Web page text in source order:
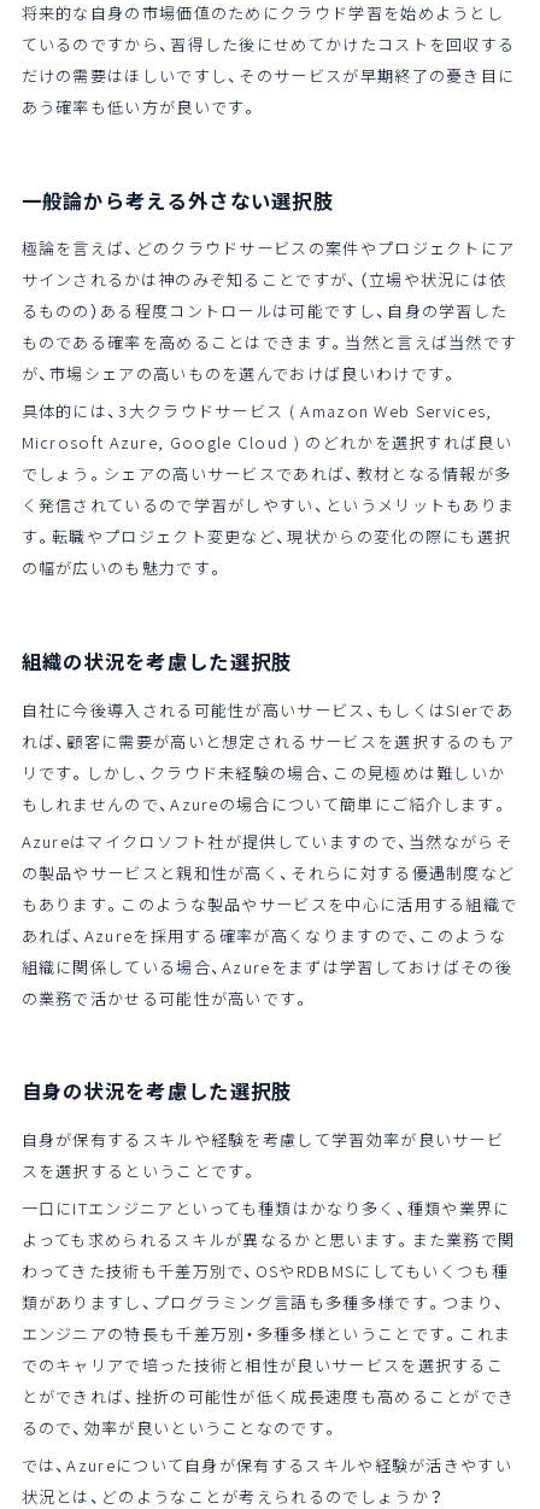
将来的な自身の市場価値のためにクラウド学習を始めようとし
ているのですから、習得した後にせめてかけたコストを回収する
だけの需要はほしいですし、そのサービスが早期終了の憂き目に
あう確率も低い方が良いです。
一般論から考える外さない選択肢
極論を言えば、どのクラウドサービスの案件やプロジェクトにア
サインされるかは神のみぞ知ることですが、（立場や状況には依
るものの）ある程度コントロールは可能ですし、自身の学習した
ものである確率を高めることはできます。当然と言えば当然です
が、市場シェアの高いものを選んでおけば良いわけです。
具体的には、3大クラウドサービス ( Amazon Web Services,
Microsoft Azure, Google Cloud ) のどれかを選択すれば良い
でしょう。シェアの高いサービスであれば、教材となる情報が多
く発信されているので学習がしやすい、というメリットもありま
す。転職やプロジェクト変更など、現状からの変化の際にも選択
の幅が広いのも魅力です。
組織の状況を考慮した選択肢
自社に今後導入される可能性が高いサービス、もしくはSIerであ
れば、顧客に需要が高いと想定されるサービスを選択するのもア
リです。しかし、クラウド未経験の場合、この見極めは難しいか
もしれませんので、Azureの場合について簡単にご紹介します。
Azureはマイクロソフト社が提供していますので、当然ながらそ
の製品やサービスと親和性が高く、それらに対する優遇制度など
もあります。このような製品やサービスを中心に活用する組織で
あれば、Azureを採用する確率が高くなりますので、このような
組織に関係している場合、Azureをまずは学習しておけばその後
の業務で活かせる可能性が高いです。
自身の状況を考慮した選択肢
自身が保有するスキルや経験を考慮して学習効率が良いサービ
スを選択するということです。
一口にITエンジニアといっても種類はかなり多く、種類や業界に
よっても求められるスキルが異なるかと思います。また業務で関
わってきた技術も千差万別で、OSやRDBMSにしてもいくつも種
類がありますし、プログラミング言語も多種多様です。つまり、
エンジニアの特長も千差万別・多種多様ということです。これま
でのキャリアで培った技術と相性が良いサービスを選択するこ
とができれば、挫折の可能性が低く成長速度も高めることができ
るので、効率が良いということなのです。
では、Azureについて自身が保有するスキルや経験が活きやすい
状況とは、どのようなことが考えられるのでしょうか？